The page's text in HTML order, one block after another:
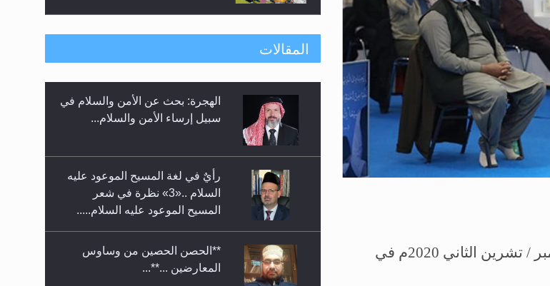
انعقدت الجلسة السنوية الـ 38 في سويسرا يوم الأحد 22 نوفمبر / تشرين الثاني 2020م في
إتمام حفظ القرآن الكريم لثلاثة
حفل توزيع الشهادات في الجامعة
الأحمدية بنيجيريا لعام 2025
المقالات
الهجرة: بحث عن الأمن والسلام في
سبيل إرساء الأمن والسلام...
رأيٌ في لغة المسيح الموعود عليه
السلام ..«3» نظرة في شعر
المسيح الموعود عليه السلام.....
**الحصن الحصين من وساوس
المعارضين ...**...